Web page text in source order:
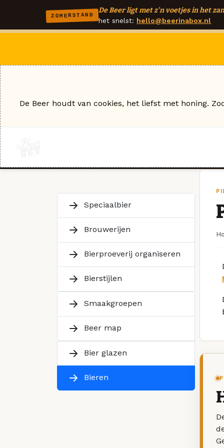
ZOMERSTAND
De Beer ligt met z'n voetjes in het
het snelst: hello@beerinabox.nl
Speciaalbier
Brouwerijen
Bierproeverij organiseren
Bierstijlen
Smaakgroepen
Beer map
Bier glazen
Bieren
De Beer houdt van cookies, het liefst met honing.